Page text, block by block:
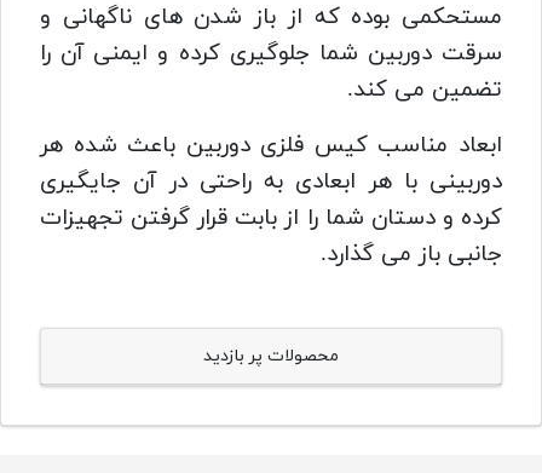
مستحکمی بوده که از باز شدن های ناگهانی و
سرقت دوربین شما جلوگیری کرده و ایمنی آن را
تضمین می کند.
ابعاد مناسب کیس فلزی دوربین باعث شده هر
دوربینی با هر ابعادی به راحتی در آن جایگیری
کرده و دستان شما را از بابت قرار گرفتن تجهیزات
جانبی باز می گذارد.
محصولات پر بازدید